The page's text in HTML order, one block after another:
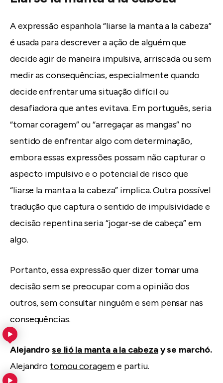
A expressão espanhola “liarse la manta a la cabeza”
é usada para descrever a ação de alguém que
decide agir de maneira impulsiva, arriscada ou sem
medir as consequências, especialmente quando
decide enfrentar uma situação difícil ou
desafiadora que antes evitava. Em português, seria
“tomar coragem” ou “arregaçar as mangas” no
sentido de enfrentar algo com determinação,
embora essas expressões possam não capturar o
aspecto impulsivo e o potencial de risco que
“liarse la manta a la cabeza” implica. Outra possível
tradução que captura o sentido de impulsividade e
decisão repentina seria “jogar-se de cabeça” em
algo.
Portanto, essa expressão quer dizer tomar uma
decisão sem se preocupar com a opinião dos
outros, sem consultar ninguém e sem pensar nas
consequências.
Alejandrose lió la manta a la cabezay se marchó.
Alejandro tomou corageme partiu.